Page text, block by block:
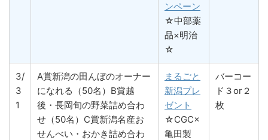
ンペーン
☆中部薬
品×明治
☆
3/
3
1
A賞新潟の田んぼのオーナー
になれる（50名）B賞越
後・長岡旬の野菜詰め合わ
せ（50名）C賞新潟名産お
せんべい・おかき詰め合わ
まるごと
新潟プレ
ゼント
☆CGC×
亀田製
バーコー
ド３or２
枚